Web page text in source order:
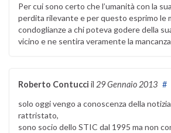
Per cui sono certo che l’umanità con la
perdita rilevante e per questo esprimo le
condoglianze a chi poteva godere della
vicino e ne sentira veramente la
Roberto Contucci il 29 Gennaio 2013 #
solo oggi vengo a conoscenza della
rattristato,
sono socio dello STIC dal 1995 ma non